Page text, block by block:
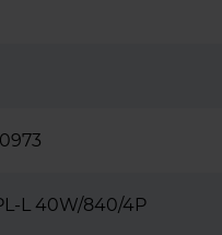
L 40W/840/4P